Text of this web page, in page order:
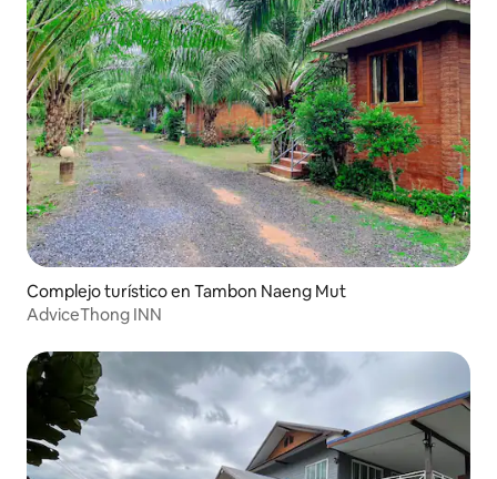
Complejo turístico en Tambon Naeng Mut
AdviceThong INN